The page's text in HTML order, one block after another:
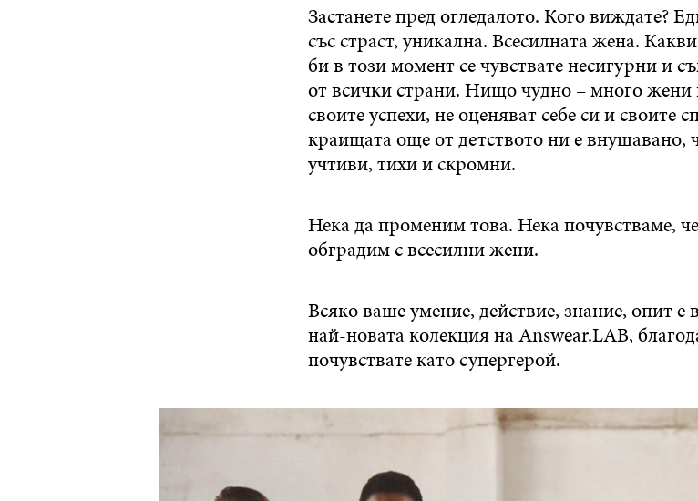
Застанете пред огледалото. Кого виждате?
със страст, уникална. Всесилната жена.
би в този момент се чувствате несигурни и
от всички страни. Нищо чудно – много жени
своите успехи, не оценяват себе си и своите
краищата още от детството ни е внушавано,
учтиви, тихи и скромни.
Нека да променим това. Нека почувстваме,
обградим с всесилни жени.
Всяко ваше умение, действие, знание, опит е
най-новата колекция на Answear.LAB,
почувствате като супергерой.